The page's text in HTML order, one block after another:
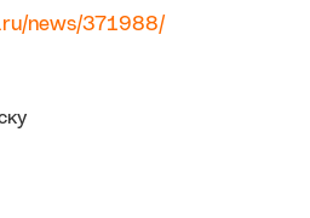
news/371988/